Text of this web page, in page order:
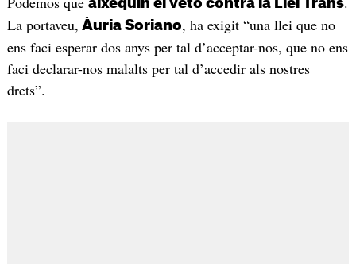
aixequin el veto contra la Llei Trans
La portaveu, Àuria Soriano, ha exigit “una llei que no
ens faci esperar dos anys per tal d’acceptar-nos, que no ens
faci declarar-nos malalts per tal d’accedir als nostres
drets”.